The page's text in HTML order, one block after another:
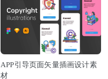
APP引导页面矢量插画设计素
材